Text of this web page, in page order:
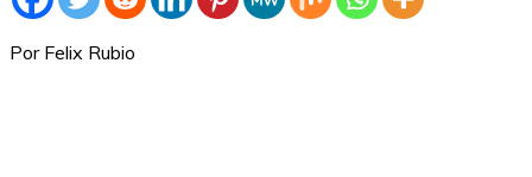
Por Felix Rubio